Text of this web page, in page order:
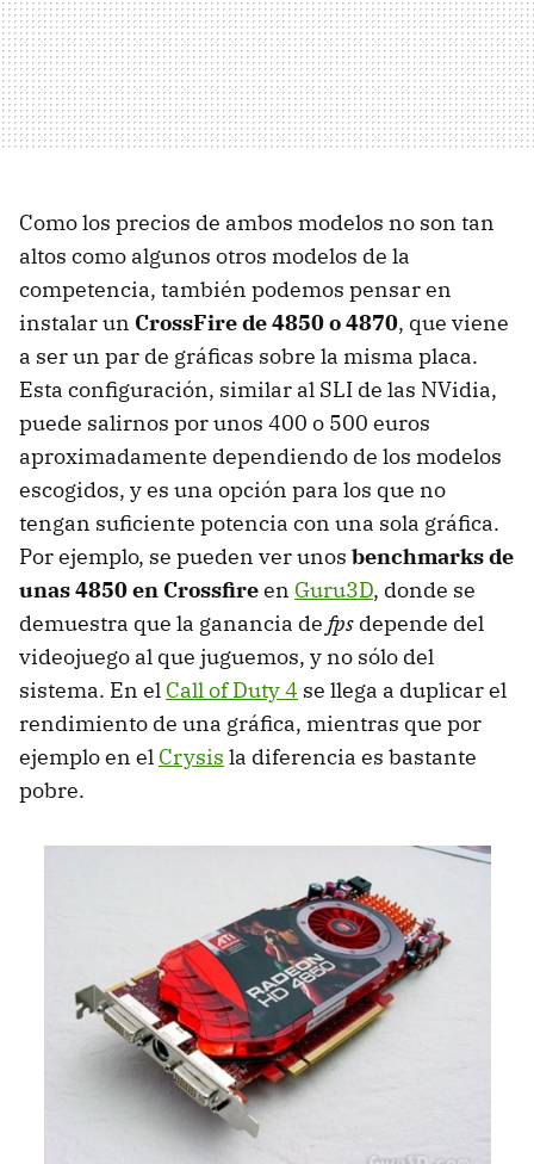
Como los precios de ambos modelos no son tan
altos como algunos otros modelos de la
competencia, también podemos pensar en
instalar un CrossFire de 4850 o 4870, que viene
a ser un par de gráficas sobre la misma placa.
Esta configuración, similar al SLI de las NVidia,
puede salirnos por unos 400 o 500 euros
aproximadamente dependiendo de los modelos
escogidos, y es una opción para los que no
tengan suficiente potencia con una sola gráfica.
Por ejemplo, se pueden ver unos benchmarks de
unas 4850 en Crossfireen Guru3D, donde se
demuestra que la ganancia de fps depende del
videojuego al que juguemos, y no sólo del
sistema. En el Call of Duty 4 se llega a duplicar el
rendimiento de una gráfica, mientras que por
ejemplo en el Crysis la diferencia es bastante
pobre.